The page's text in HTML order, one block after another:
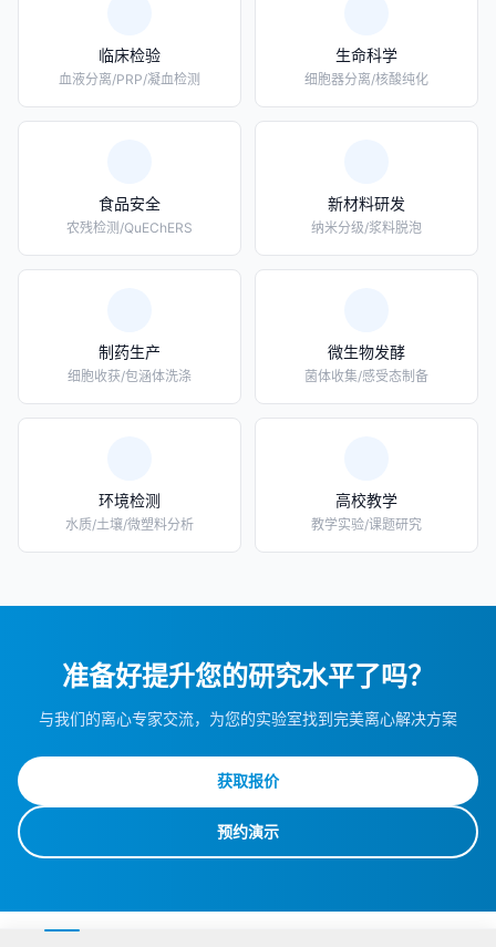
临床检验
血液分离/PRP/凝血检测
生命科学
细胞器分离/核酸纯化
食品安全
农残检测/QuEChERS
新材料研发
纳米分级/浆料脱泡
制药生产
细胞收获/包涵体洗涤
微生物发酵
菌体收集/感受态制备
环境检测
水质/土壤/微塑料分析
高校教学
教学实验/课题研究
准备好提升您的研究水平了吗？
与我们的离心专家交流，为您的实验室找到完美离心解决方案
获取报价
预约演示